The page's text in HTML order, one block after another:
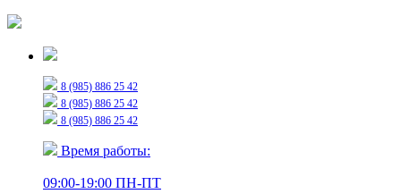
8 (985) 886 25 42
8 (985) 886 25 42
8 (985) 886 25 42
Время работы:
09:00-19:00 ПН-ПТ